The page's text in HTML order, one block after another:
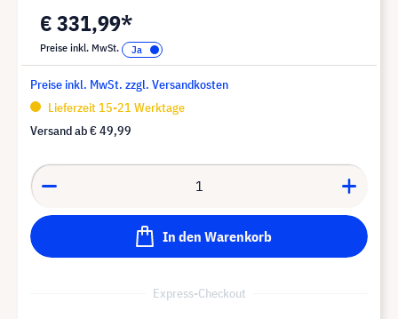
€ 331,99*
Preise inkl. MwSt.
Preise inkl. MwSt. zzgl. Versandkosten
Lieferzeit 15-21 Werktage
Versand ab€ 49,99
In den Warenkorb
Express-Checkout